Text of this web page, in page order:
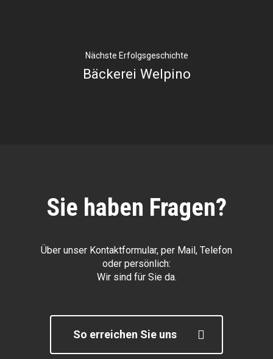
Nächste Erfolgsgeschichte
Bäckerei Welpino
Sie haben Fragen?
Über unser Kontaktformular, per Mail, Telefon
oder persönlich:
Wir sind für Sie da.
So erreichen Sie uns